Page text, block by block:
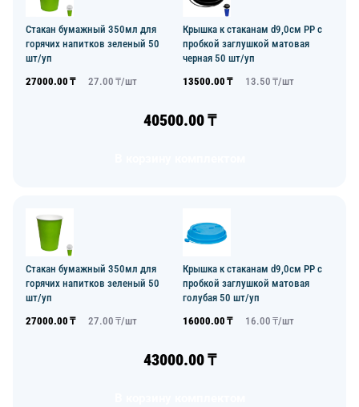
Стакан бумажный 350мл для
горячих напитков зеленый 50
шт/уп
27000.00 ₸ 27.00 ₸/шт
Крышка к стаканам d9,0см PP с
пробкой заглушкой матовая
черная 50 шт/уп
13500.00 ₸ 13.50 ₸/шт
40500.00₸
Стакан бумажный 350мл для
горячих напитков зеленый 50
шт/уп
27000.00 ₸ 27.00 ₸/шт
Крышка к стаканам d9,0см PP с
пробкой заглушкой матовая
голубая 50 шт/уп
16000.00 ₸ 16.00 ₸/шт
43000.00₸